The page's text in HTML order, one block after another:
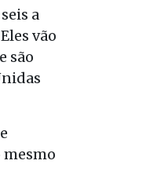
a
vão
são
mesmo